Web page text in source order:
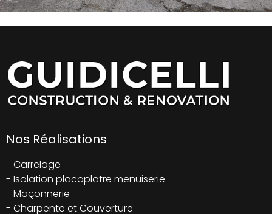
Nos Réalisations
- Carrelage
- Isolation placoplatre menuiserie
- Maçonnerie
- Charpente et Couverture